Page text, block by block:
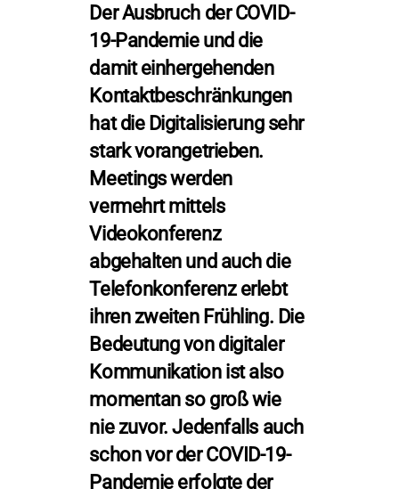
Der Ausbruch der COVID-
19-Pandemie und die
damit einhergehenden
Kontaktbeschränkungen
hat die Digitalisierung sehr
stark vorangetrieben.
Meetings werden
vermehrt mittels
Videokonferenz
abgehalten und auch die
Telefonkonferenz erlebt
ihren zweiten Frühling. Die
Bedeutung von digitaler
Kommunikation ist also
momentan so groß wie
nie zuvor. Jedenfalls auch
schon vor der COVID-19-
Pandemie erfolgte der